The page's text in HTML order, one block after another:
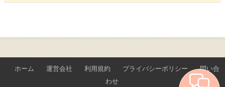
ホーム 運営会社 利用規約 プライバシーポリシー
問い合
わせ